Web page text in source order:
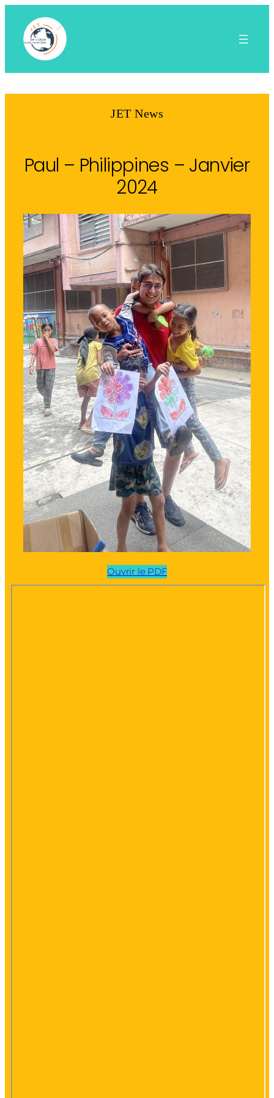
contenu
JET News
Paul – Philippines – Janvier
2024
Ouvrir le PDF